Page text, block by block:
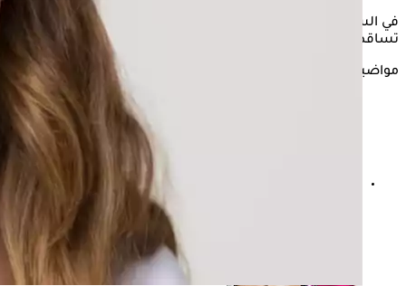
في السياق التالي، يوضح " الكونسلتو:، تأثير نقص الحديد على
تساقط الشعر، وذلك حسبما جاء في موقع، " medicalnewstoday
مواضيع ذات صلة
هل يمكن أن تسبب تسريحة ذيل الحصان تساقط الشعر